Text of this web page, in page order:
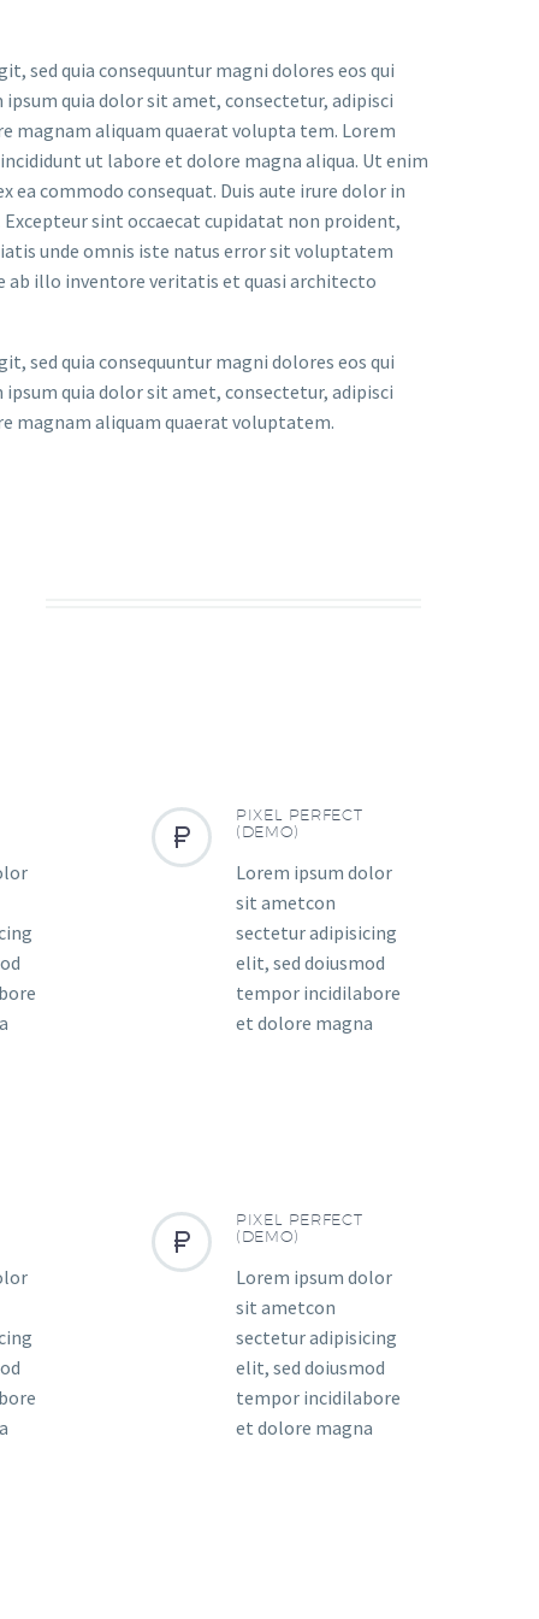
sed quia consequuntur magni dolores eos qui
quia dolor sit amet, consectetur, adipisci
magnam aliquam quaerat volupta tem. Lorem
ut labore et dolore magna aliqua. Ut enim
commodo consequat. Duis aute irure dolor in
sint occaecat cupidatat non proident,
unde omnis iste natus error sit voluptatem
ab illo inventore veritatis et quasi architecto
sed quia consequuntur magni dolores eos qui
quia dolor sit amet, consectetur, adipisci
magnam aliquam quaerat voluptatem.


PIXEL PERFECT
(DEMO)
Lorem ipsum dolor
sit ametcon
sectetur adipisicing
elit, sed doiusmod
tempor incidilabore
et dolore magna


PIXEL PERFECT
(DEMO)
Lorem ipsum dolor
sit ametcon
sectetur adipisicing
elit, sed doiusmod
tempor incidilabore
et dolore magna